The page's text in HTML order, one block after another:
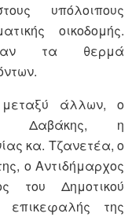
υπόλοιπους
οικοδομής.
τα θερμά
μεταξύ άλλων, ο
Δαβάκης, η
κα. Τζανετέα, ο
ο Αντιδήμαρχος
του Δημοτικού
επικεφαλής της